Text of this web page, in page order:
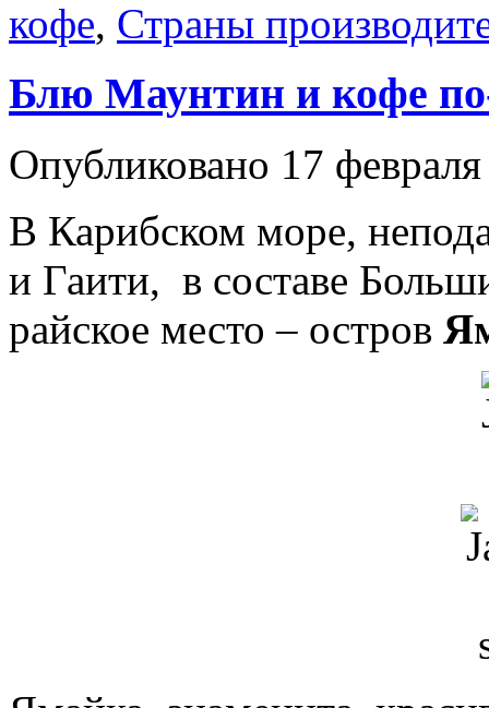
кофе, Страны
Блю Маунтин и кофе
Опубликовано 17
В Карибском море,
и Гаити, в составе
райское место – остров